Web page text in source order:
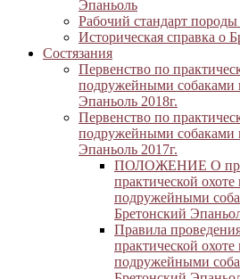
Эпаньоль
Рабочий стандарт
Историческая справка о
Состязания
Первенство по
подружейными собаками
Эпаньоль 2018г.
Первенство по
подружейными собаками
Эпаньоль 2017г.
ПОЛОЖЕНИЕ О
практической охоте
подружейными
Бретонский
Правила
практической охоте
подружейными